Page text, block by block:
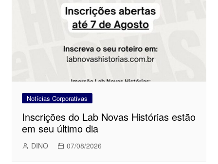
Notícias Corporativas
Inscrições do Lab Novas Histórias estão
em seu último dia
DINO 07/08/2026